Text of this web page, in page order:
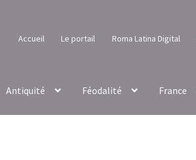
Accueil Le portail Roma Latina Digital
Antiquité Féodalité France